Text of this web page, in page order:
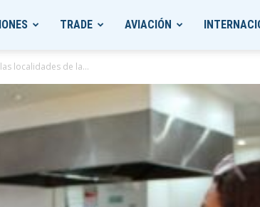
TRADE AVIACIÓN
localidades de la...